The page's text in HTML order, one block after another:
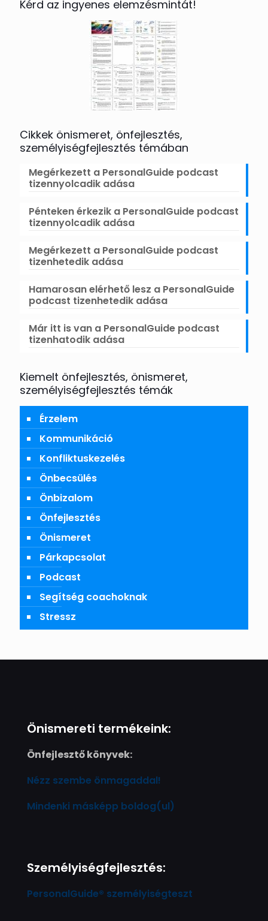
Kérd az ingyenes elemzésmintát!
Cikkek önismeret, önfejlesztés,
személyiségfejlesztés témában
Megérkezett a PersonalGuide podcast
tizennyolcadik adása
Pénteken érkezik a PersonalGuide podcast
tizennyolcadik adása
Megérkezett a PersonalGuide podcast
tizenhetedik adása
Hamarosan elérhető lesz a PersonalGuide
podcast tizenhetedik adása
Már itt is van a PersonalGuide podcast
tizenhatodik adása
Kiemelt önfejlesztés, önismeret,
személyiségfejlesztés témák
Érzelem
Kommunikáció
Konfliktuskezelés
Önbecsülés
Önbizalom
Önfejlesztés
Önismeret
Párkapcsolat
Podcast
Segítség coachoknak
Stressz
Önismereti termékeink:
Önfejlesztő könyvek:
Nézz szembe önmagaddal!
Mindenki másképp boldog(ul)
Személyiségfejlesztés:
PersonalGuide® személyiségteszt